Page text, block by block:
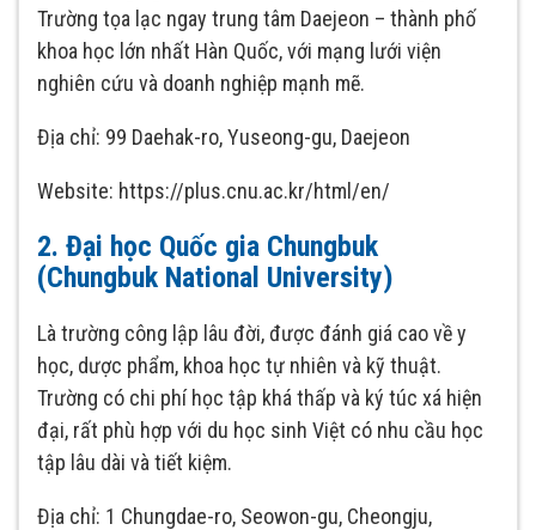
Trường tọa lạc ngay trung tâm Daejeon – thành phố
khoa học lớn nhất Hàn Quốc, với mạng lưới viện
nghiên cứu và doanh nghiệp mạnh mẽ.
Địa chỉ: 99 Daehak-ro, Yuseong-gu, Daejeon
Website: https://plus.cnu.ac.kr/html/en/
2. Đại học Quốc gia Chungbuk
(Chungbuk National University)
Là trường công lập lâu đời, được đánh giá cao về y
học, dược phẩm, khoa học tự nhiên và kỹ thuật.
Trường có chi phí học tập khá thấp và ký túc xá hiện
đại, rất phù hợp với du học sinh Việt có nhu cầu học
tập lâu dài và tiết kiệm.
Địa chỉ: 1 Chungdae-ro, Seowon-gu, Cheongju,